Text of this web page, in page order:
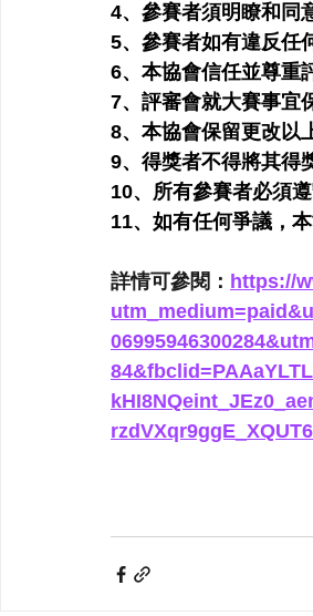
4、參賽者須明瞭和同
5、參賽者如有違反任
6、本協會信任並尊重
7、評審會就大賽事宜
8、本協會保留更改以
9、得獎者不得將其得
10、所有參賽者必須
11、如有任何爭議，
詳情可參閱： https://